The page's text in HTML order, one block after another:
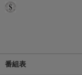
番組表